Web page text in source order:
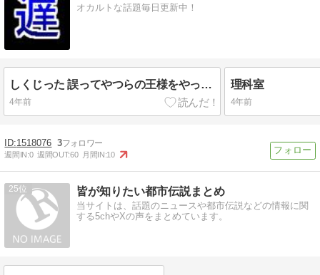
オカルトな話題毎日更新中！
しくじった 誤ってやつらの王様をやっちまった
4年前
理科室
4年前
1518076 3
週間IN:0 週間OUT:60 月間IN:10
25 皆が知りたい都市伝説まとめ
当サイトは、話題のニュースや都市伝説などの情報に関
する5chやXの声をまとめています。